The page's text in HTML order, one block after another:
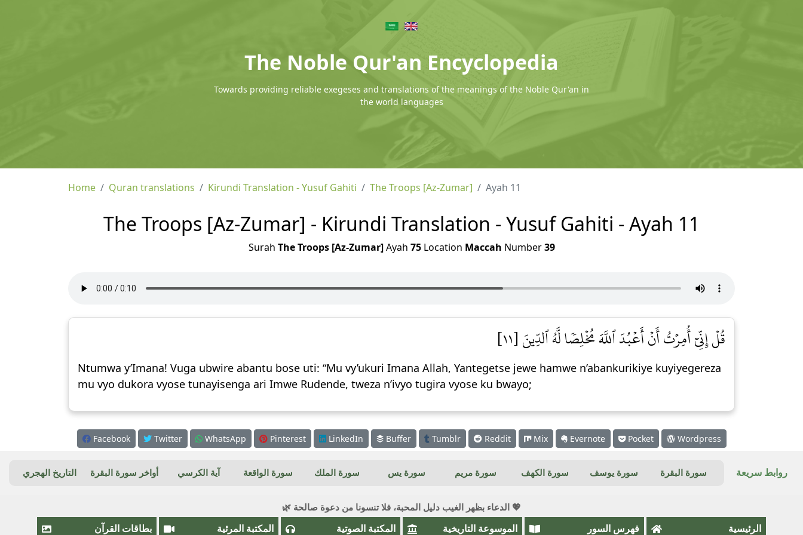
The Noble Qur'an Encyclopedia
Towards providing reliable exegeses and translations of the meanings of the Noble Qur'an in
the world languages
Home Quran translations Kirundi Translation - Yusuf Gahiti The Troops [Az-Zumar] Ayah 11
The Troops [Az-Zumar] - Kirundi Translation - Yusuf Gahiti - Ayah 11
Surah The Troops [Az-Zumar]Ayah 75Location Maccah Number39
قُلۡ إِنِّيٓ أُمِرۡتُ أَنۡ أَعۡبُدَ ٱللَّهَ مُخۡلِصٗا لَّهُ ٱلدِّينَ [١١]
Ntumwa y’Imana! Vuga ubwire abantu bose uti: “Mu vy’ukuri Imana Allah, Yantegetse jewe hamwe n’abankurikiye kuyiyegereza
mu vyo dukora vyose tunayisenga ari Imwe Rudende, tweza n’ivyo tugira vyose ku bwayo;
Facebook Twitter WhatsApp Pinterest LinkedIn Buffer Tumblr Reddit Mix Evernote Pocket Wordpress
روابط سريعة سورة البقرة سورة يوسف سورة الكهف سورة مريم سورة يس سورة الملك سورة الواقعة آية الكرسي أواخر سورة البقرة التاريخ الهجري
💖 الدعاء بظهر الغيب دليل المحبة، فلا تنسونا من دعوة صالحة 🌿
الرئيسية فهرس السور الموسوعة التاريخية المكتبة الصوتية المكتبة المرئية بطاقات القرآن